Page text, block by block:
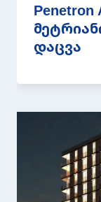
Penetron
დაცვა